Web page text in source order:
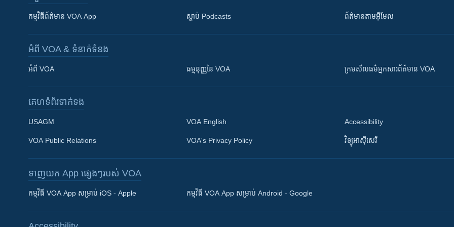
Khmer English
កម្មវិធី​ព័ត៌មាន VOA App ស្តាប់ Podcasts ព័ត៌មាន​តាម​អ៊ីមែល
អំពី​ VOA & ទំនាក់ទំនង
អំពី​ VOA ធម្មនុញ្ញ​នៃ VOA ក្រម​​​សីលធម៌​​​អ្នក​​​សារព័ត៌មាន VOA
គេហទំព័រ​​ទាក់ទង
USAGM
VOA Public Relations
VOA English
VOA's Privacy Policy
Accessibility
វិទ្យុ​អាស៊ី​សេរី
ទាញយក​ App ផ្សេងៗ​របស់​ VOA
កម្មវិធី​ VOA App សម្រាប់ iOS - Apple កម្មវិធី​ VOA App សម្រាប់ Android - Google